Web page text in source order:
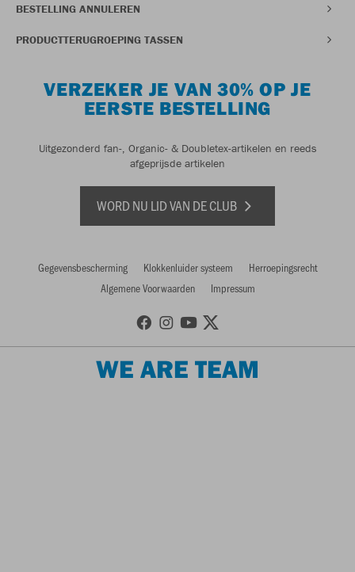
BESTELLING ANNULEREN
PRODUCTTERUGROEPING TASSEN
VERZEKER JE VAN 30% OP JE
EERSTE BESTELLING
Uitgezonderd fan-, Organic- & Doubletex-artikelen en reeds
afgeprijsde artikelen
WORD NU LID VAN DE CLUB
Gegevensbescherming Klokkenluider systeem
Herroepingsrecht
Algemene Voorwaarden
Impressum
WE ARE TEAM